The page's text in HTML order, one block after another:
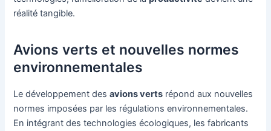
réalité tangible.
Avions verts et nouvelles normes
environnementales
Le développement desavions verts répond aux nouvelles
normes imposées par les régulations environnementales.
En intégrant des technologies écologiques, les fabricants